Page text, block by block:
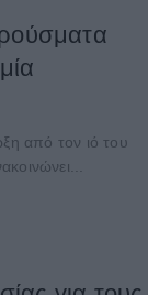
από τον ιό του